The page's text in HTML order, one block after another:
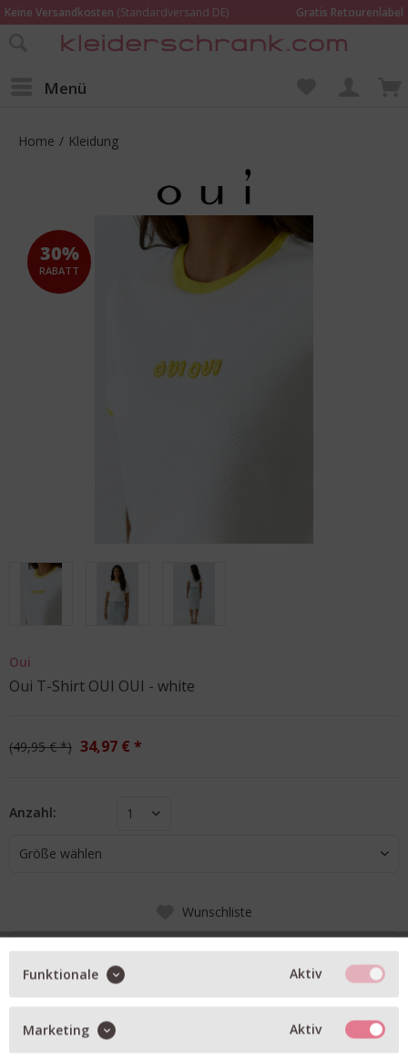
Keine Versandkosten (Standardversand DE)
Gratis Retourenlabel
Online bestellen – im Geschäft in Kempen anprobieren und beraten lassen
Menü
Home / Kleidung
30%
RABATT
Oui
Oui T-Shirt OUI OUI - white
49,95 € * 34,97 € *
Anzahl: 1
Größe wählen
Wunschliste
IN DEN WARENKORB
BESCHREIBUNG
T-Shirt mit Logo Applikationaus kleinen Perlen
Funktionale Aktiv
Marketing Aktiv